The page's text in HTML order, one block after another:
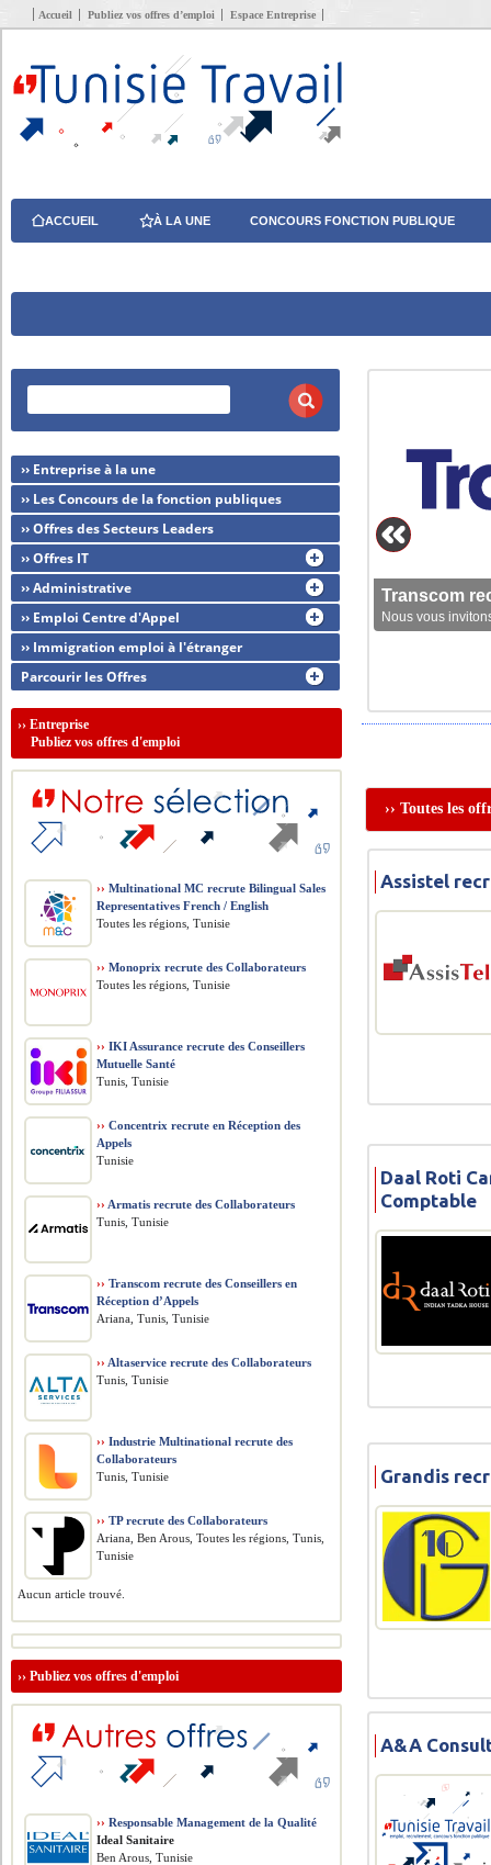
Accueil Publiez vos offres d’emploi Espace Entreprise
ACCUEIL À LA UNE CONCOURS FONCTION PUBLIQUE
Transcom
Nous vous
›› Toutes les
Assistel
Daal Roti
Comptable
Grandis
A&A
›› Entreprise à la une
›› Les Concours de la fonction publiques
›› Offres des Secteurs Leaders
›› Offres IT
›› Administrative
›› Emploi Centre d'Appel
›› Immigration emploi à l'étranger
Parcourir les Offres
››Entreprise
Publiez vos offres d'emploi
›› Multinational MC recrute Bilingual Sales
Representatives French / English
Toutes les régions, Tunisie
›› Monoprix recrute des Collaborateurs
Toutes les régions, Tunisie
›› IKI Assurance recrute des Conseillers
Mutuelle Santé
Tunis, Tunisie
›› Concentrix recrute en Réception des
Appels
Tunisie
›› Armatis recrute des Collaborateurs
Tunis, Tunisie
›› Transcom recrute des Conseillers en
Réception d’Appels
Ariana, Tunis, Tunisie
›› Altaservice recrute des Collaborateurs
Tunis, Tunisie
›› Industrie Multinational recrute des
Collaborateurs
Tunis, Tunisie
›› TP recrute des Collaborateurs
Ariana, Ben Arous, Toutes les régions, Tunis,
Tunisie
Aucun article trouvé.
››Publiez vos offres d'emploi
›› Responsable Management de la Qualité
Ideal Sanitaire
Ben Arous, Tunisie